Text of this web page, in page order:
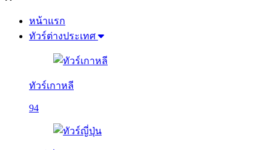
หน้าแรก
ทัวร์ต่างประเทศ
ทัวร์เกาหลี
94